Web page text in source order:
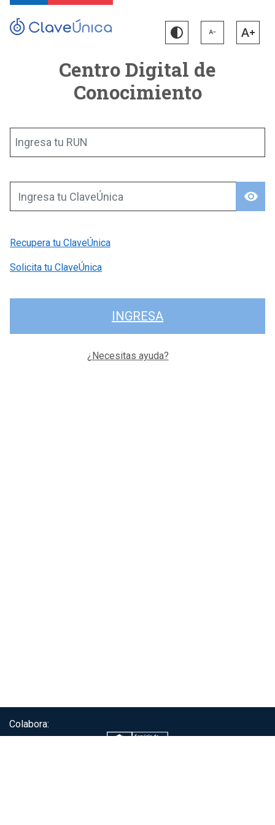
Centro Digital de
Conocimiento
Ingresa tu RUN
visibility
Ingresa tu ClaveÚnica
Recupera tu ClaveÚnica
Solicita tu ClaveÚnica
INGRESA
¿Necesitas ayuda?
Colabora: